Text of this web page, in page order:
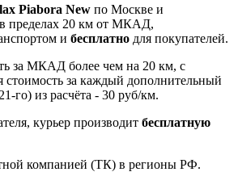
Piabora New по Москве и
пределах 20 км от МКАД,
и бесплатно для покупателей.
за МКАД более чем на 20 км, с
стоимость за каждый дополнительный
го) из расчёта - 30 руб/км.
курьер производит бесплатную
компанией (ТК) в регионы РФ.